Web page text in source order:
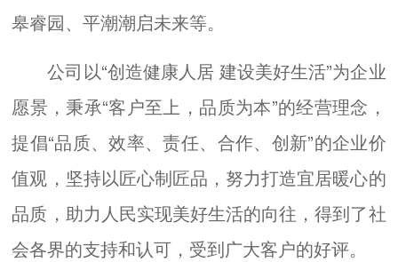
皋睿园、平潮潮启未来等。
公司以“创造健康人居 建设美好生活”为企业
愿景，秉承“客户至上，品质为本”的经营理念，
提倡“品质、效率、责任、合作、创新”的企业价
值观，坚持以匠心制匠品，努力打造宜居暖心的
品质，助力人民实现美好生活的向往，得到了社
会各界的支持和认可，受到广大客户的好评。